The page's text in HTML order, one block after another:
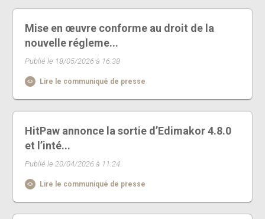
Mise en œuvre conforme au droit de la
nouvelle régleme...
Publié le 18/05/2026 à 16:38
Lire le communiqué de presse
HitPaw annonce la sortie d’Edimakor 4.8.0
et l’inté...
Publié le 20/04/2026 à 11:24
Lire le communiqué de presse